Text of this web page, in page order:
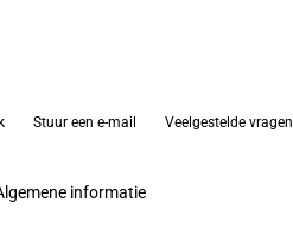
Stuur een e-mail Veelgestelde vragen
informatie